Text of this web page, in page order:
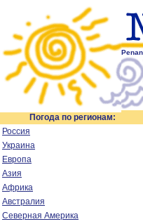
Погода по регионам:
Россия
Украина
Европа
Азия
Африка
Австралия
Северная Америка